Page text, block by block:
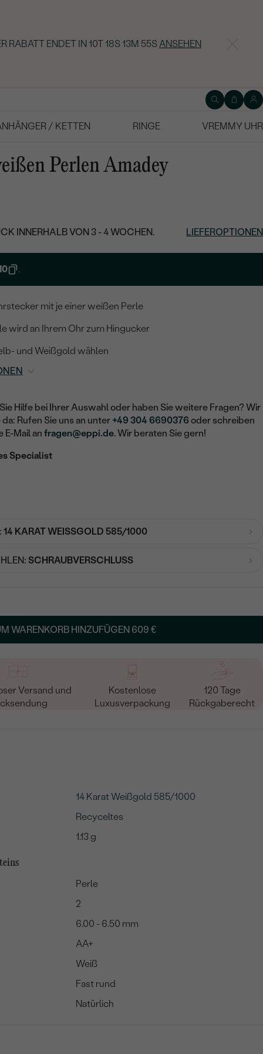
RABATT ENDET IN 10T 18S 13M 54SANSEHEN
/ KETTEN RINGE
VREMMY UHR
Perlen Amadey
INNERHALB VON 3 - 4 WOCHEN. LIEFEROPTIONEN
.
mit je einer weißen Perle
wird an Ihrem Ohr zum Hingucker
und Weißgold wählen
Hilfe bei Ihrer Auswahl oder haben Sie weitere Fragen? Wir
Rufen Sie uns an unter +49 304 6690376 oder schreiben
E-Mail anfragen@eppi.de. Wir beraten Sie gern!
Specialist
14 KARAT WEISSGOLD 585/1000
SCHRAUBVERSCHLUSS
WARENKORB HINZUFÜGEN 609 €
Versand und
Kostenlose
Luxusverpackung
120 Tage
Rückgaberecht
14 Karat Weißgold 585/1000
Recyceltes
1.13 g
Perle
2
6.00 - 6.50 mm
AA+
Weiß
Fast rund
Natürlich